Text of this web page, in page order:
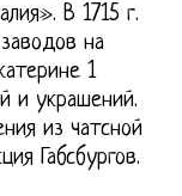
В 1715 г.
на
1
и украшений.
из чатсной
Габсбургов.